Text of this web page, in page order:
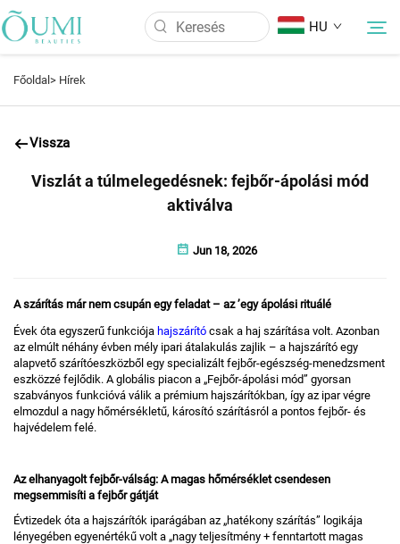
HU
Termékek
GYIK
Kapcsolat
Főoldal> Hírek
Vissza
Viszlát a túlmelegedésnek: fejbőr-ápolási mód
aktiválva
Jun 18, 2026
A szárítás már nem csupán egy feladat – az’egy ápolási rituálé
Évek óta egyszerű funkciója hajszárító csak a haj szárítása volt. Azonban
az elmúlt néhány évben mély ipari átalakulás zajlik – a hajszárító egy
alapvető szárítóeszközből egy specializált fejbőr-egészség-menedzsment
eszközzé fejlődik. A globális piacon a „Fejbőr-ápolási mód” gyorsan
szabványos funkcióvá válik a prémium hajszárítókban, így az ipar végre
elmozdul a nagy hőmérsékletű, károsító szárításról a pontos fejbőr- és
hajvédelem felé.
Az elhanyagolt fejbőr-válság: A magas hőmérséklet csendesen
megsemmisíti a fejbőr gátját
Évtizedek óta a hajszárítók iparágában az „hatékony szárítás” logikája
lényegében egyenértékű volt a „nagy teljesítmény + fenntartott magas